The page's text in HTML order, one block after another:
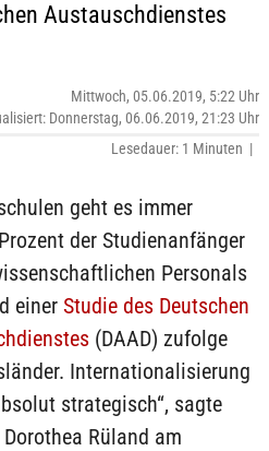
Austauschdienstes
Mittwoch, 05.06.2019, 5:22 Uhr
Donnerstag, 06.06.2019, 21:23 Uhr
Lesedauer: 1 Minuten |
geht es immer
der Studienanfänger
Personals
einer Studie des Deutschen
(DAAD) zufolge
Internationalisierung
strategisch“, sagte
Rüland am